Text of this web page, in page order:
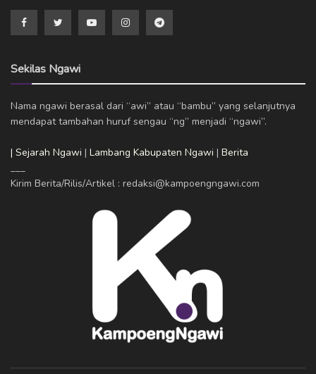
Sekilas Ngawi
Nama ngawi berasal dari “awi” atau “bambu” yang selanjutnya
mendapat tambahan huruf sengau “ng” menjadi “ngawi”.
| Sejarah Ngawi | Lambang Kabupaten Ngawi | Berita
___
Kirim Berita/Rilis/Artikel : redaksi@kampoengngawi.com